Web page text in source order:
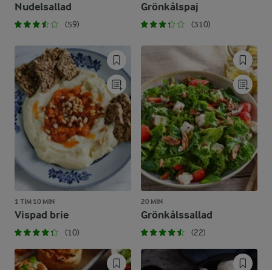
Nudelsallad
(59)
Grönkålspaj
(310)
1 TIM 10 MIN
Vispad brie
(10)
20 MIN
Grönkålssallad
(22)